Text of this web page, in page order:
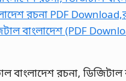
বাংলাদেশ রচনা,